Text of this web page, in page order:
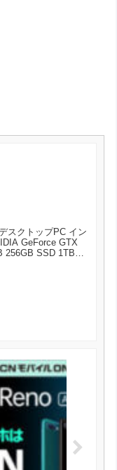
スクトップPC イン
GeForce GTX
256GB SSD 1TBハ